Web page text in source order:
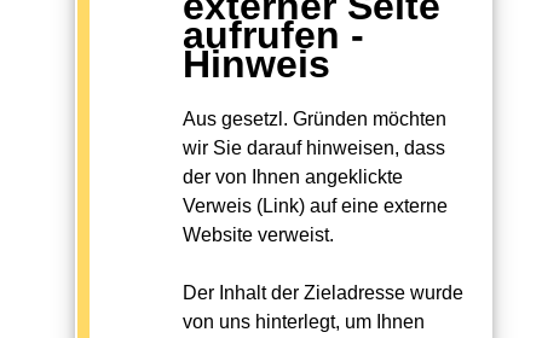
aufrufen -
Hinweis
Aus gesetzl. Gründen möchten
wir Sie darauf hinweisen, dass
der von Ihnen angeklickte
Verweis (Link) auf eine externe
Website verweist.
Der Inhalt der Zieladresse wurde
von uns hinterlegt, um Ihnen